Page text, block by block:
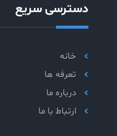
دسترسی سریع
خانه
تعرفه ها
درباره ما
ارتباط با ما